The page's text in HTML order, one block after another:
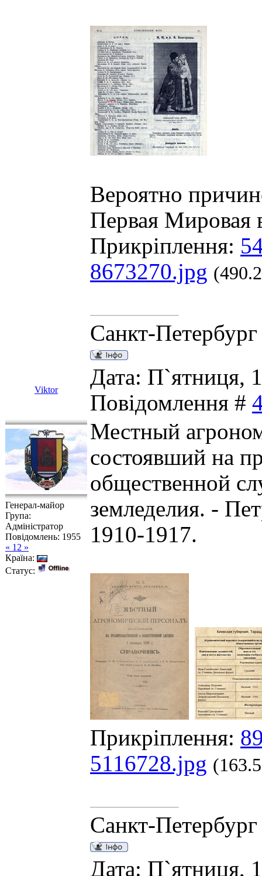
Вероятно
Первая Мировая
Прикріплення:
8673270.jpg
Санкт-Петербург
Viktor
Дата: П`ятниця,
Повідомлення #
Генерал-майор
Група:
Адміністратор
Повідомлень: 1955
« 12 »
Країна:
Статус:
Местный
состоявший на
общественной
земледелия. -
1910-1917.
Прикріплення:
5116728.jpg
Санкт-Петербург
Дата: П`ятниця,